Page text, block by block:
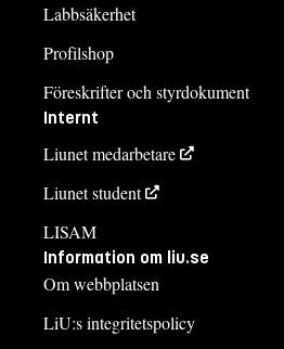
Labbsäkerhet
Profilshop
Föreskrifter och styrdokument
Internt
Liunet medarbetare
Liunet student
LISAM
Information om liu.se
Om webbplatsen
LiU:s integritetspolicy